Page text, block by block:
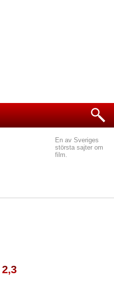
En av Sveriges
största sajter om
film.
2,3